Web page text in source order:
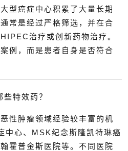
型癌症中心积累了大量长期
常是经过严格筛选，并在合
治疗或创新药物治疗。
例，而是患者自身是否符合
特效药？
性肿瘤领域经验较丰富的机
心、MSK纪念斯隆凯特琳癌
霍普金斯医院等。不同医院